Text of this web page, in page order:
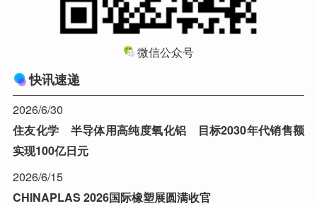
微信公众号
快讯速递
2026/6/30
住友化学 半导体用高纯度氧化铝 目标2030年代销售额
实现100亿日元
2026/6/15
CHINAPLAS 2026国际橡塑展圆满收官